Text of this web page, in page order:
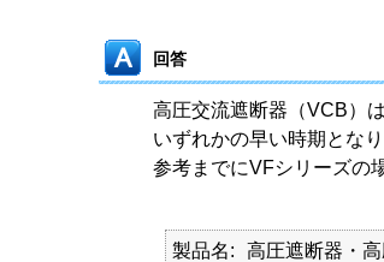
回答
高圧交流遮断器（VCB）
いずれかの早い時期となり
参考までにVFシリーズの
製品名 高圧遮断器・